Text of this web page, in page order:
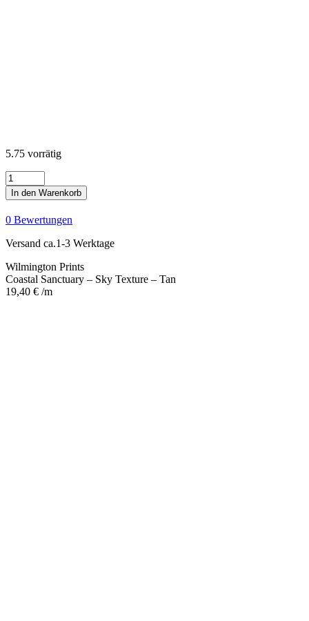
5.75 vorrätig
Coastal
Sanctuary
-
Sky
Texture
-
Tan
Menge
In den Warenkorb
0 Bewertungen
Versand ca.1-3 Werktage
Wilmington Prints
Coastal Sanctuary – Sky Texture – Tan
19,40 € /m